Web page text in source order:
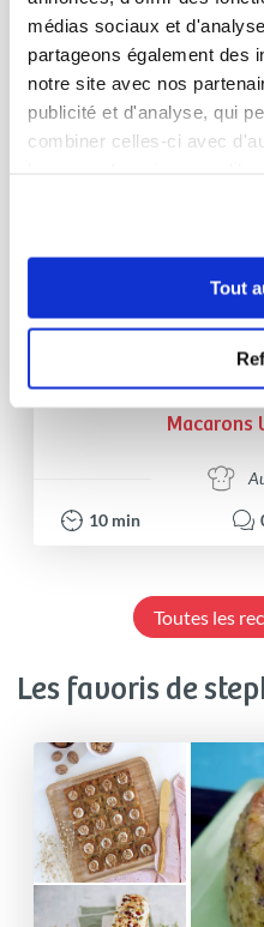
médias sociaux et
partageons également des
notre site avec nos
publicité et d'analyse, qui
combiner celles-ci avec
Tout
Macarons
10 min
Toutes les
Les favoris de